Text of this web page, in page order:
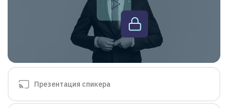
Презентация спикера